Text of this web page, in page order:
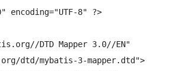
encoding="UTF-8" ?>
DTD Mapper 3.0//EN"
dtd/mybatis-3-mapper.dtd">